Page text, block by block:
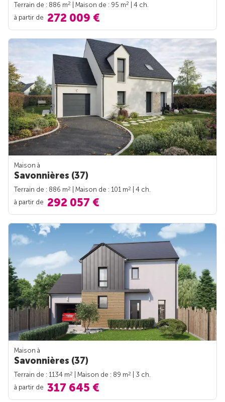
Terrain de : 886 m2 | Maison de : 95 m2
| 4 ch.
à partir de 272 009 €
Maison à
Savonnières (37)
Terrain de : 886 m2 | Maison de : 101 m2
| 4 ch.
à partir de 292 057 €
Maison à
Savonnières (37)
Terrain de : 1134 m2 | Maison de : 89 m2
| 3 ch.
à partir de 317 645 €